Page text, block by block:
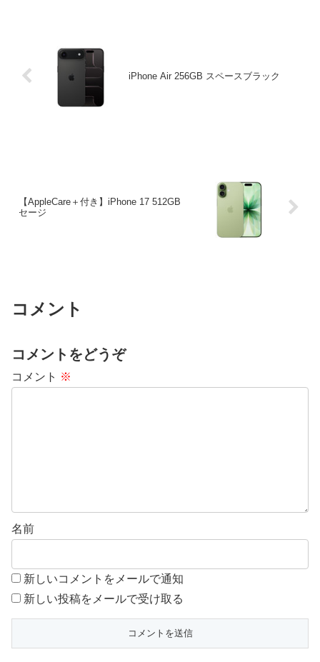
iPhone Air 256GB スペースブラック
【AppleCare＋付き】iPhone 17 512GB
セージ
コメント
コメントをどうぞ
コメント ※
名前
新しいコメントをメールで通知
新しい投稿をメールで受け取る